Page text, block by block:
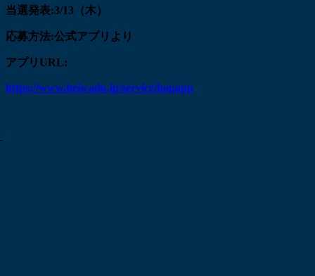
当選発表:3/13（木）
応募方法:公式アプリより
アプリURL:
https://www.heiwado.jp/service/hopapp